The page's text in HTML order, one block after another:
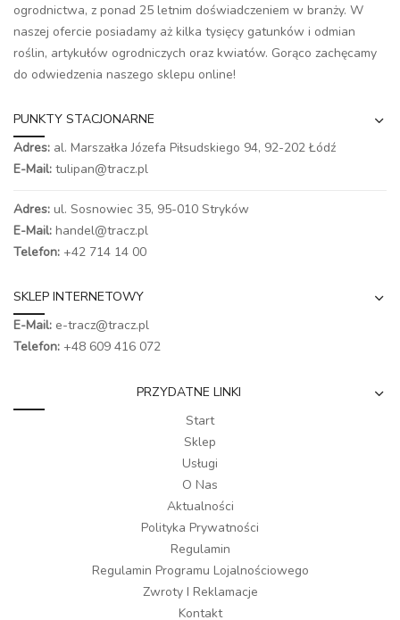
ogrodnictwa, z ponad 25 letnim doświadczeniem w branży. W
naszej ofercie posiadamy aż kilka tysięcy gatunków i odmian
roślin, artykułów ogrodniczych oraz kwiatów. Gorąco zachęcamy
do odwiedzenia naszego sklepu online!
PUNKTY STACJONARNE
Adres: al. Marszałka Józefa Piłsudskiego 94, 92-202 Łódź
E-Mail: tulipan@tracz.pl
Adres: ul. Sosnowiec 35, 95-010 Stryków
E-Mail: handel@tracz.pl
Telefon: +42 714 14 00
SKLEP INTERNETOWY
E-Mail: e-tracz@tracz.pl
Telefon: +48 609 416 072
PRZYDATNE LINKI
Start
Sklep
Usługi
O Nas
Aktualności
Polityka Prywatności
Regulamin
Regulamin Programu Lojalnościowego
Zwroty I Reklamacje
Kontakt